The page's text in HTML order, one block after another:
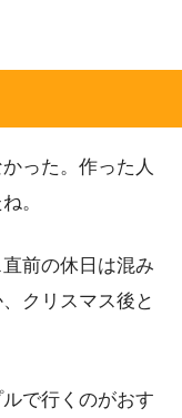
った。作った人
。
前の休日は混み
クリスマス後と
で行くのがおす